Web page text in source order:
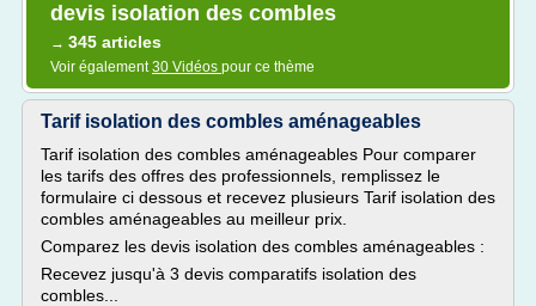
devis isolation des combles
→ 345 articles
Voir également30 Vidéos pour ce thème
Tarif isolation des combles aménageables
Tarif isolation des combles aménageables Pour comparer
les tarifs des offres des professionnels, remplissez le
formulaire ci dessous et recevez plusieurs Tarif isolation des
combles aménageables au meilleur prix.
Comparez les devis isolation des combles aménageables :
Recevez jusqu'à 3 devis comparatifs isolation des
combles...